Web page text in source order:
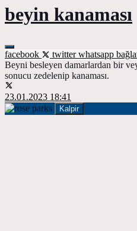
beyin kanaması
facebook twitterwhatsapp
Beyni besleyen damarlardan bir
sonucu zedelenip kanaması.
23.01.2023 18:41
Kalpir